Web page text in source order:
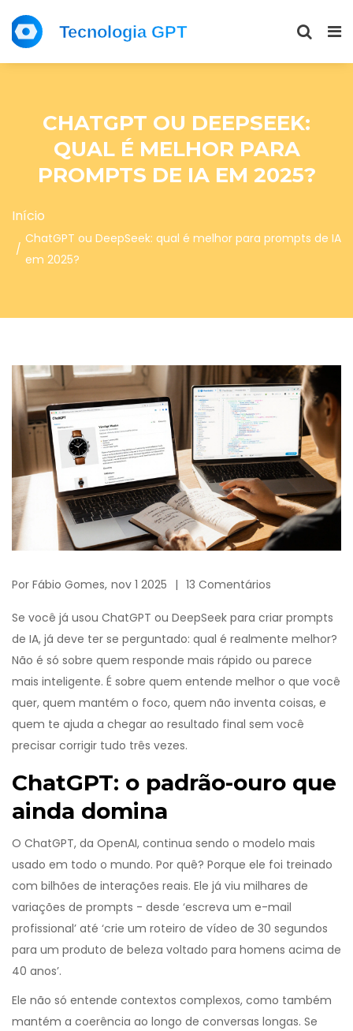
CHATGPT OU DEEPSEEK:
QUAL É MELHOR PARA
PROMPTS DE IA EM 2025?
Início
ChatGPT ou DeepSeek: qual é melhor para prompts de IA
em 2025?
Por Fábio Gomes, nov 1 2025 13 Comentários
Se você já usou ChatGPT ou DeepSeek para criar prompts
de IA, já deve ter se perguntado: qual é realmente melhor?
Não é só sobre quem responde mais rápido ou parece
mais inteligente. É sobre quem entende melhor o que você
quer, quem mantém o foco, quem não inventa coisas, e
quem te ajuda a chegar ao resultado final sem você
precisar corrigir tudo três vezes.
ChatGPT: o padrão-ouro que
ainda domina
O ChatGPT, da OpenAI, continua sendo o modelo mais
usado em todo o mundo. Por quê? Porque ele foi treinado
com bilhões de interações reais. Ele já viu milhares de
variações de prompts - desde ‘escreva um e-mail
profissional’ até ‘crie um roteiro de vídeo de 30 segundos
para um produto de beleza voltado para homens acima de
40 anos’.
Ele não só entende contextos complexos, como também
mantém a coerência ao longo de conversas longas. Se